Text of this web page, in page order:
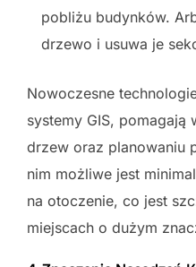
pobliżu budynków.
drzewo i usuwa je
Nowoczesne
systemy GIS, pomagają
drzew oraz planowaniu
nim możliwe jest
na otoczenie, co jest
miejscach o dużym